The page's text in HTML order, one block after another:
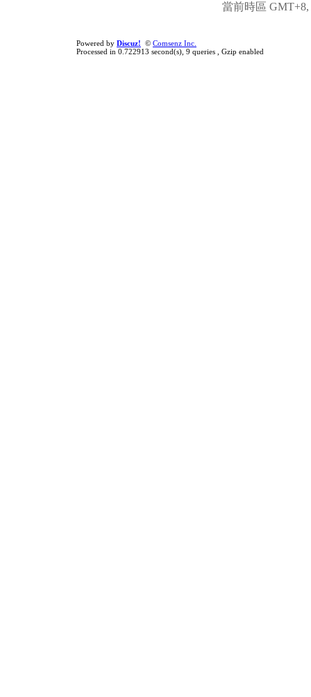
當前時區 GMT+8,
Powered by Discuz! © Comsenz Inc.
Processed in 0.722913 second(s), 9 queries , Gzip enabled